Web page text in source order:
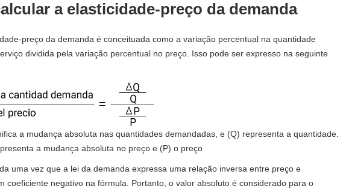
a elasticidade-preço da demanda
preço da demanda é conceituada como a variação percentual na quantidade
dividida pela variação percentual no preço. Isso pode ser expresso na seguinte
a mudança absoluta nas quantidades demandadas, e (Q) representa a quantidade.
a mudança absoluta no preço e (P) o preço
uma vez que a lei da demanda expressa uma relação inversa entre preço e
coeficiente negativo na fórmula. Portanto, o valor absoluto é considerado para o